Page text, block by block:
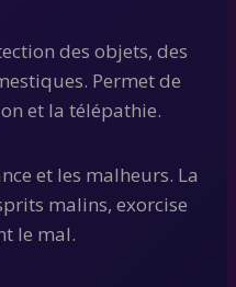
des objets, des
Permet de
et la télépathie.
et les malheurs. La
malins, exorcise
le mal.